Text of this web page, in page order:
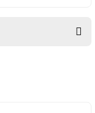
ve diğer
formunu